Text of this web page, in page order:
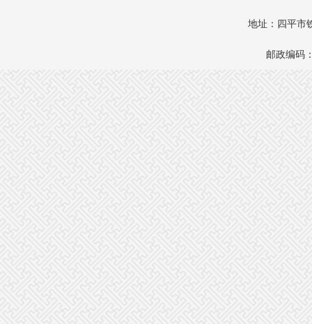
地址：四平市
邮政编码